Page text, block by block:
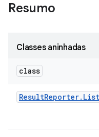
Resumo
Classes aninhadas
class
ResultReporter. List